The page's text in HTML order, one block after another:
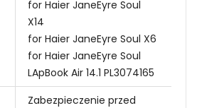
for Haier JaneEyre Soul
X14
for Haier JaneEyre Soul X6
for Haier JaneEyre Soul
LApBook Air 14.1 PL3074165
Zabezpieczenie przed